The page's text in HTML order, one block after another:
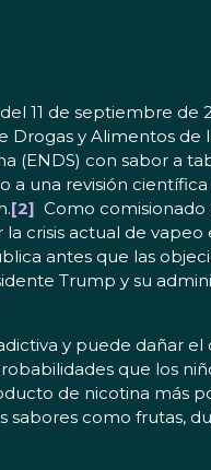
11 de septiembre de
y Alimentos de
(ENDS) con sabor a
a una revisión
[2] Como comisionado
crisis actual de vapeo
antes que las
Trump y su
y puede dañar
que los
de nicotina más
sabores como frutas,